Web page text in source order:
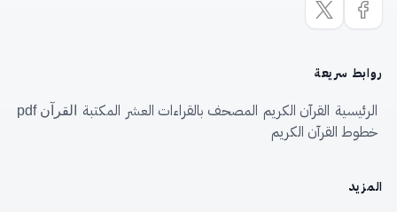
روابط سريعة
الرئيسية القرآن الكريم المصحف بالقراءات العشر المكتبة القرآن pdf
خطوط القرآن الكريم
المزيد